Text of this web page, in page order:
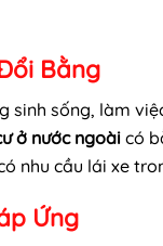
Bằng
sinh sống, làm
ở nước ngoài có
nhu cầu lái xe
Ứng